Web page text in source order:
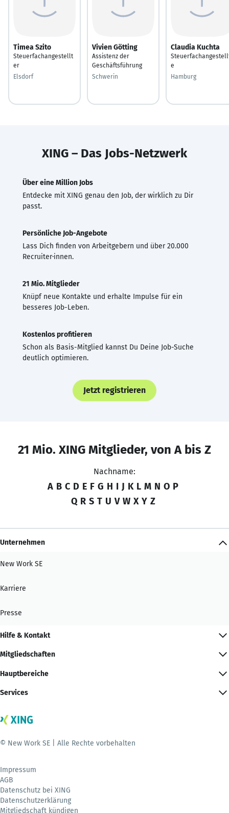
Timea Szito
Steuerfachangestellt
er
Elsdorf
Vivien Götting
Assistenz der
Geschäftsführung
Schwerin
Claudia Kuchta
e
Hamburg
XING – Das Jobs-Netzwerk
Über eine Million Jobs
Entdecke mit XING genau den Job, der wirklich zu Dir
passt.
Persönliche Job-Angebote
Lass Dich finden von Arbeitgebern und über 20.000
Recruiter·innen.
21 Mio. Mitglieder
Knüpf neue Kontakte und erhalte Impulse für ein
besseres Job-Leben.
Kostenlos profitieren
Schon als Basis-Mitglied kannst Du Deine Job-Suche
deutlich optimieren.
Jetzt registrieren
21 Mio. XING Mitglieder, von A bis Z
Nachname:
A B C D E F G H I J K L M N O P
Q R S T U V W X Y Z
Unternehmen
New Work SE
Karriere
Presse
Hilfe & Kontakt
Mitgliedschaften
Hauptbereiche
Services
© New Work SE | Alle Rechte vorbehalten
Impressum
AGB
Datenschutz bei XING
Datenschutzerklärung
Mitgliedschaft kündigen